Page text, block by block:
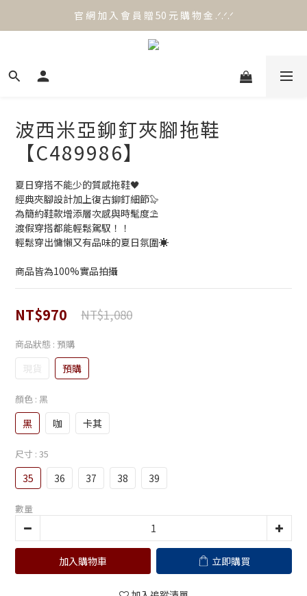
官 網 加 入 會 員 贈 50 元 購 物 金 .ᐟ.ᐟ.ᐟ
官 網 加 入 會 員 贈 50 元 購 物 金 .ᐟ.ᐟ.ᐟ
⟡.·*. 滿 NT.1000 免 運 費 ꔛ♡
波西米亞鉚釘夾腳拖鞋
【C489986】
夏日穿搭不能少的質感拖鞋🖤
經典夾腳設計加上復古鉚釘細節🦭
為簡約鞋款增添層次感與時髦度⛱️
渡假穿搭都能輕鬆駕馭！！
輕鬆穿出慵懶又有品味的夏日氛圍☀️
商品皆為100%實品拍攝
NT$970 NT$1,080
商品狀態 : 預購
現貨 預購
顏色 : 黑
黑 咖 卡其
尺寸 : 35
35 36 37 38 39
數量
加入購物車 立即購買